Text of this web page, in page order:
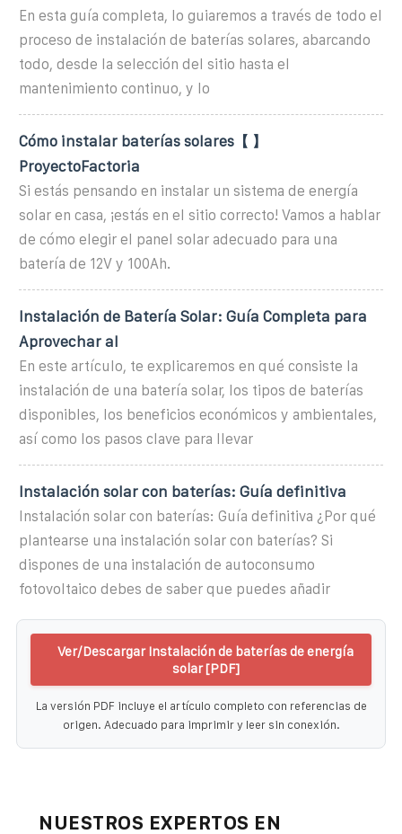
En esta guía completa, lo guiaremos a través de todo el
proceso de instalación de baterías solares, abarcando
todo, desde la selección del sitio hasta el
mantenimiento continuo, y lo
️Cómo instalar baterías solares【 ️】
ProyectoFactoria
Si estás pensando en instalar un sistema de energía
solar en casa, ¡estás en el sitio correcto! Vamos a hablar
de cómo elegir el panel solar adecuado para una
batería de 12V y 100Ah.
Instalación de Batería Solar: Guía Completa para
Aprovechar al
En este artículo, te explicaremos en qué consiste la
instalación de una batería solar, los tipos de baterías
disponibles, los beneficios económicos y ambientales,
así como los pasos clave para llevar
Instalación solar con baterías: Guía definitiva
Instalación solar con baterías: Guía definitiva ¿Por qué
plantearse una instalación solar con baterías? Si
dispones de una instalación de autoconsumo
fotovoltaico debes de saber que puedes añadir
Ver/Descargar Instalación de baterías de energía
solar [PDF]
La versión PDF incluye el artículo completo con referencias de
origen. Adecuado para imprimir y leer sin conexión.
NUESTROS EXPERTOS EN